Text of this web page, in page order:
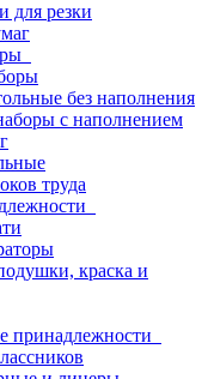
для резки
без наполнения
с наполнением
труда
краска и
принадлежности